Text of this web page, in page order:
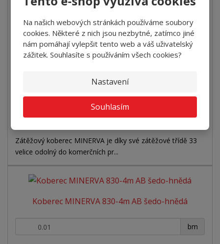
Na našich webových stránkách používáme soubory
cookies. Některé z nich jsou nezbytné, zatímco jiné
nám pomáhají vylepšit tento web a váš uživatelský
zážitek. Souhlasíte s používáním všech cookies?
Nastavení
Souhlasím
Koberec MINERVA 810-4m AB černý
755 Kč za m2
bm
+
Koupit
SKLADEM
Zátěžový koberec MINERVA je díky své zátěžové třídě 33
velice odolný do komerčních pr...
Koberec MINERVA 830-4m AB šedo-hnědá
bm
+ -